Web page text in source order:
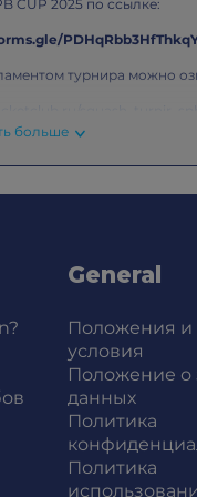
CUP 2025 по ссылке:
турнира можно
игрока после 9 ноября
сеток взнос не
и справки, на усмотрение
если снятие было не
больше
General
Положения и
условия
Положение о
данных
Политика
Политика